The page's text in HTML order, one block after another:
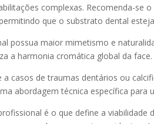
complexas. Recomenda-se
que o substrato dental
possua maior mimetismo e
a harmonia cromática global da face.
a casos de traumas dentários ou
abordagem técnica específica para
é o que define a viabilidade